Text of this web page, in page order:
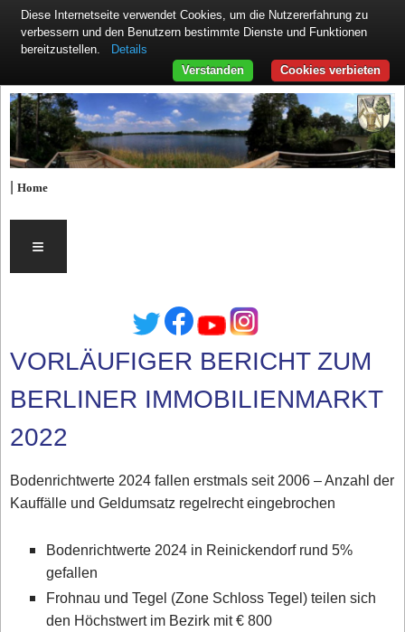
|Home
≡
VORLÄUFIGER BERICHT ZUM
BERLINER IMMOBILIENMARKT
2022
Bodenrichtwerte 2024 fallen erstmals seit 2006 – Anzahl der
Kauffälle und Geldumsatz regelrecht eingebrochen
Bodenrichtwerte 2024 in Reinickendorf rund 5%
gefallen
Frohnau und Tegel (Zone Schloss Tegel) teilen sich
den Höchstwert im Bezirk mit € 800
Diese Internetseite verwendet Cookies, um die Nutzererfahrung zu
verbessern und den Benutzern bestimmte Dienste und Funktionen
bereitzustellen.
Details
Cookies verbieten
Verstanden